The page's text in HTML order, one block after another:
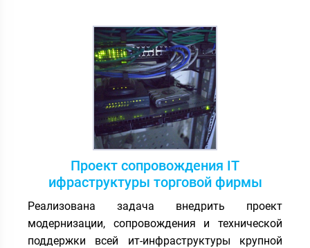
Проект сопровождения IT
ифраструктуры торговой фирмы
Реализована задача внедрить проект
модернизации, сопровождения и технической
поддержки всей ит-инфраструктуры крупной